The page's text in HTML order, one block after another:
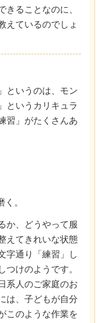
きることなのに、
えているのでしょ
というのは、モン
というカリキュラ
習」がたくさんあ
。
か、どうやって服
えてきれいな状態
字通り「練習」し
けのようです。
系人のご家庭のお
は、子どもが自分
このような作業を